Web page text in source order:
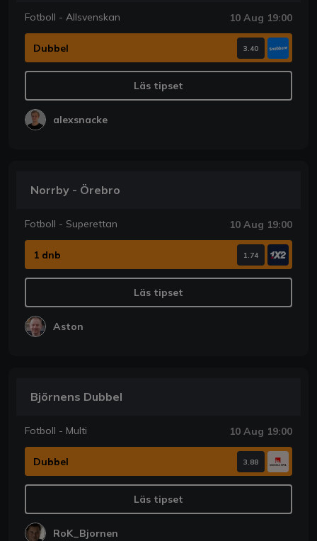
Fotboll - Allsvenskan 10 Aug 19:00
Dubbel 3.40
Läs tipset
alexsnacke
Norrby - Örebro
Fotboll - Superettan 10 Aug 19:00
1 dnb 1.74
Läs tipset
Aston
Björnens Dubbel
Fotboll - Multi 10 Aug 19:00
Dubbel 3.88
Läs tipset
RoK_Bjornen